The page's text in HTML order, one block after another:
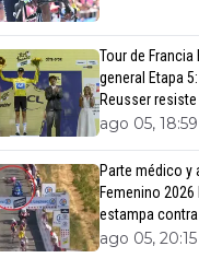
Tour de
general Etapa
Reusser
ago 05, 18:59
Parte médico y
Femenino
estampa
ago 05, 20:15